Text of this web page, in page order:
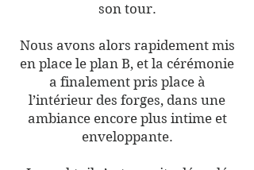
son tour.
Nous avons alors rapidement mis
en place le plan B, et la cérémonie
a finalement pris place à
l’intérieur des forges, dans une
ambiance encore plus intime et
enveloppante.